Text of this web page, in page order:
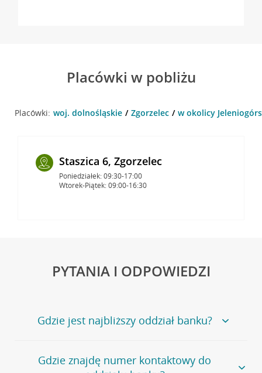
Placówki w pobliżu
Placówki: woj. dolnośląskie Zgorzelec w okolicy
Staszica 6, Zgorzelec
Poniedziałek: 09:30-17:00
Wtorek-Piątek: 09:00-16:30
PYTANIA I ODPOWIEDZI
Gdzie jest najbliższy oddział banku?
Jeśli szukasz oddziału naszego banku, zapraszamy na
stronęPlacówki i bankomaty, na której znajduje się
Gdzie znajdę numer kontaktowy do